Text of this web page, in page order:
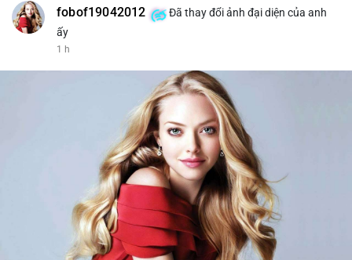
fobof19042012
Đã thay đổi ảnh đại diện của anh
ấy
1 h